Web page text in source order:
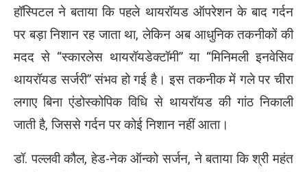
हॉस्पिटल ने बताया कि पहले थायरॉयड ऑपरेशन के बाद गर्दन
पर बड़ा निशान रह जाता था, लेकिन अब आधुनिक तकनीकों की
मदद से “स्कारलेस थायरॉयडेक्टॉमी” या “मिनिमली इनवेसिव
थायरॉयड सर्जरी” संभव हो गई है। इस तकनीक में गले पर चीरा
लगाए बिना एंडोस्कोपिक विधि से थायरॉयड की गांठ निकाली
जाती है, जिससे गर्दन पर कोई निशान नहीं आता।
डॉ. पल्लवी कौल, हेड-नेक ऑन्को सर्जन, ने बताया कि श्री महंत